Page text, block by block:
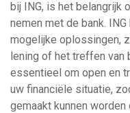
bij ING, is het belangrijk
nemen met de bank.
mogelijke oplossingen,
lening of het treffen van
essentieel om open en
uw financiële situatie,
gemaakt kunnen